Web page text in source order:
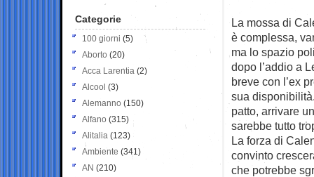
La mossa di
è complessa,
ma lo spazio
dopo l’addio a
breve con l’ex
sua
patto, arrivare
sarebbe tutto
La forza di
convinto
che potrebbe
Categorie
100 giorni (5)
Aborto (20)
Acca Larentia (2)
Alcool (3)
Alemanno (150)
Alfano (315)
Alitalia (123)
Ambiente (341)
AN (210)